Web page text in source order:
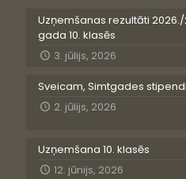
Uzņemšanas rezultāti
gada 10. klasēs
3. jūlijs, 2026
Sveicam, Simtgades
2. jūlijs, 2026
Uzņemšana 10. klasēs
12. jūnijs, 2026